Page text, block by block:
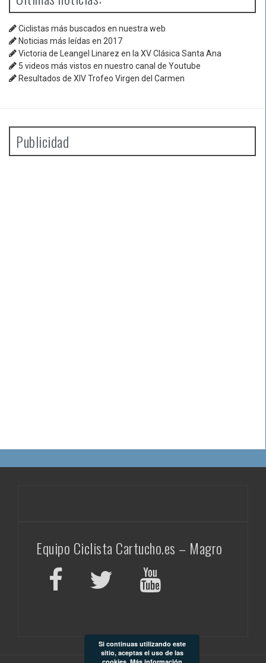
Ciclistas más buscados en nuestra web
Noticias más leídas en 2017
Victoria de Leangel Linarez en la XV Clásica Santa Ana
5 videos más vistos en nuestro canal de Youtube
Resultados de XIV Trofeo Virgen del Carmen
Publicidad
Equipo Ciclista Cartucho.es – Magro
Si continuas utilizando este
sitio, aceptas el uso de las